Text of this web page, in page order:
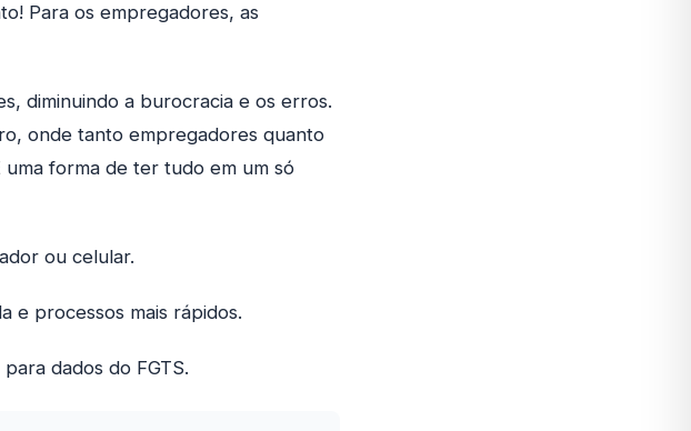
Para os empregadores, as
diminuindo a burocracia e os erros.
onde tanto empregadores quanto
forma de ter tudo em um só
ou celular.
e processos mais rápidos.
dados do FGTS.